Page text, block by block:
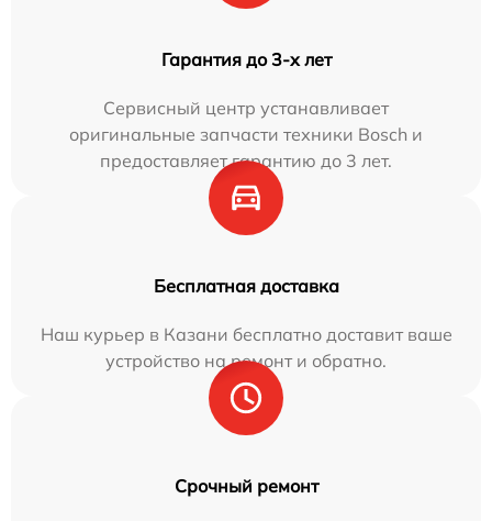
Гарантия до 3-х лет
Сервисный центр устанавливает
оригинальные запчасти техники Bosch и
предоставляет гарантию до 3 лет.
Бесплатная доставка
Наш курьер в Казани бесплатно доставит ваше
устройство на ремонт и обратно.
Срочный ремонт